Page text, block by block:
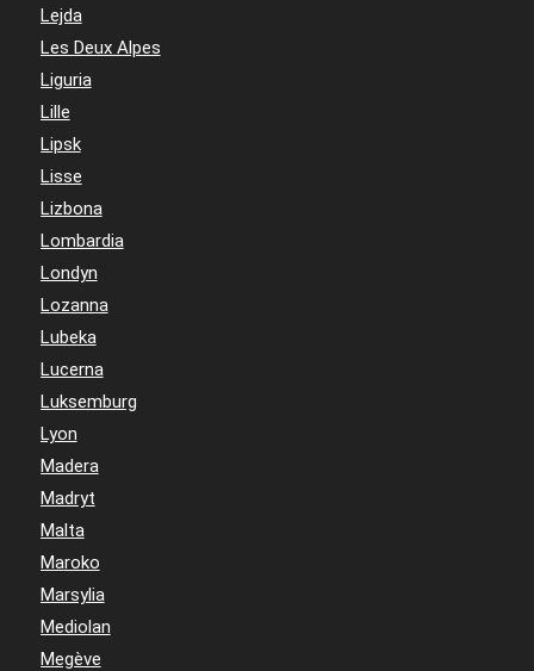
Lejda
Les Deux Alpes
Liguria
Lille
Lipsk
Lisse
Lizbona
Lombardia
Londyn
Lozanna
Lubeka
Lucerna
Luksemburg
Lyon
Madera
Madryt
Malta
Maroko
Marsylia
Mediolan
Megève